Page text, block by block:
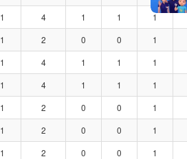
1 4 1 1 1
1 2 0 0 1
1 4 1 1 1
1 4 1 1 1
1 2 0 0 1
1 2 0 0 1
1 2 0 0 1